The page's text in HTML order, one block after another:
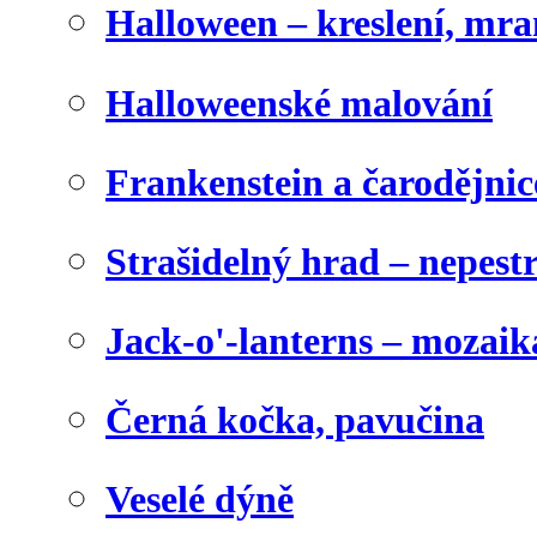
Halloween – kreslení,
Halloweenské malování
Frankenstein a
Strašidelný hrad –
Jack-o'-lanterns –
Černá kočka, pavučina
Veselé dýně